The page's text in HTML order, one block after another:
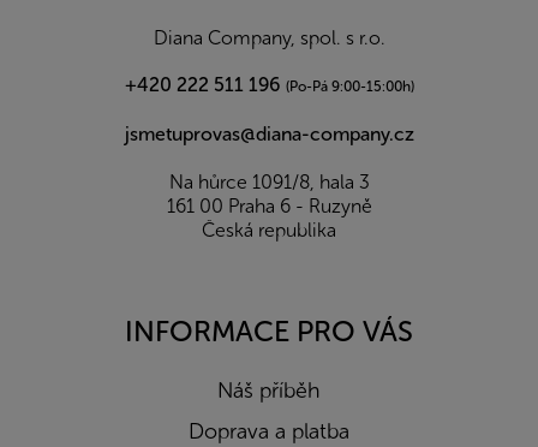
Diana Company, spol. s r.o.
+420 222 511 196 (Po-Pá 9:00-15:00h)
jsmetuprovas@diana-company.cz
Na hůrce 1091/8, hala 3
161 00 Praha 6 - Ruzyně
Česká republika
INFORMACE PRO VÁS
Náš příběh
Doprava a platba